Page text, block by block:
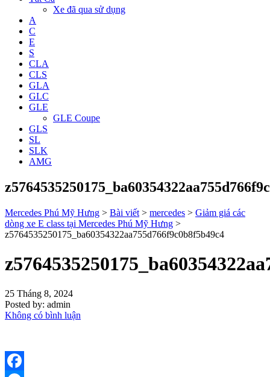
Xe đã qua sử dụng
A
C
E
S
CLA
CLS
GLA
GLC
GLE
GLE Coupe
GLS
SL
SLK
AMG
Mercedes Phú Mỹ Hưng > Bài viết > mercedes > Giảm giá các
dòng xe E class tại Mercedes Phú Mỹ Hưng >
z5764535250175_ba60354322aa755d766f9c0b8f5b49c4
25 Tháng 8, 2024
Posted by: admin
Không có bình luận